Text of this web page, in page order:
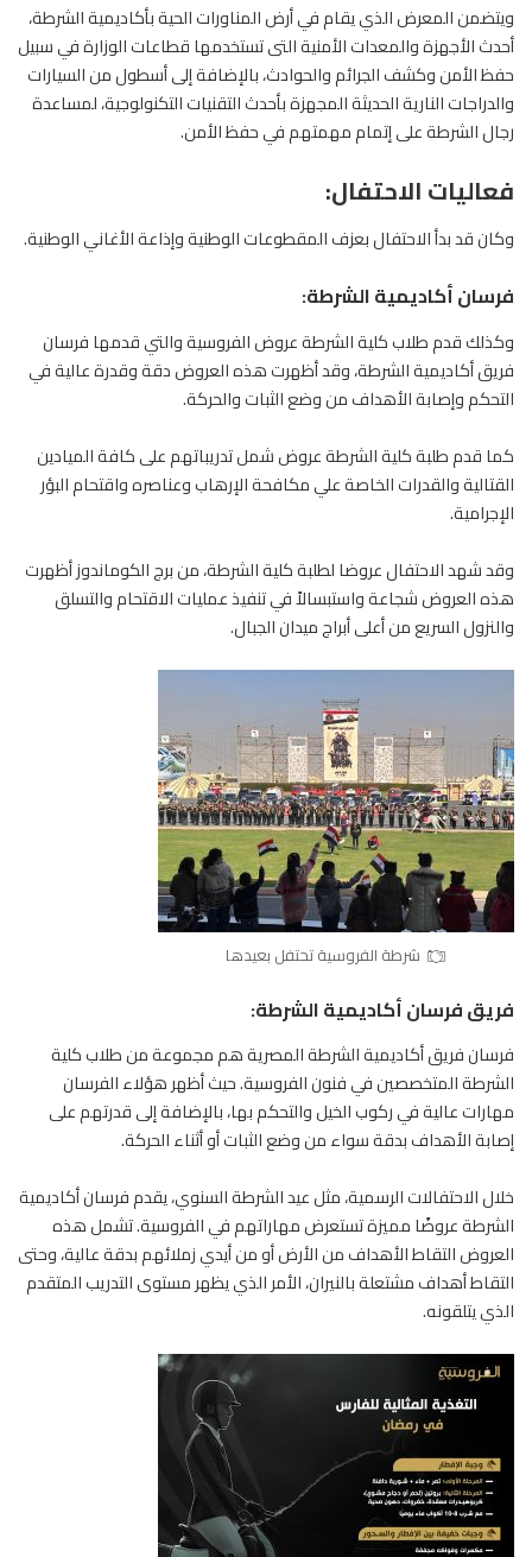
ويتضمن المعرض الذي يقام في أرض المناورات الحية بأكاديمية الشرطة،
أحدث الأجهزة والمعدات الأمنية التى تستخدمها قطاعات الوزارة في سبيل
حفظ الأمن وكشف الجرائم والحوادث، بالإضافة إلى أسطول من السيارات
والدراجات النارية الحديثة المجهزة بأحدث التقنيات التكنولوجية، لمساعدة
رجال الشرطة على إتمام مهمتهم في حفظ الأمن.
فعاليات الاحتفال:
وكان قد بدأ الاحتفال بعزف المقطوعات الوطنية وإذاعة الأغاني الوطنية.
فرسان أكاديمية الشرطة:
وكذلك قدم طلاب كلية الشرطة عروض الفروسية والتي قدمهافرسان
فريق أكاديمية الشرطة، وقد أظهرت هذه العروض دقة وقدرة عالية في
التحكم وإصابة الأهداف من وضع الثبات والحركة.
كما قدم طلبة كلية الشرطة عروض شمل تدريباتهم على كافة الميادين
القتالية والقدرات الخاصة علي مكافحة الإرهاب وعناصره واقتحام البؤر
الإجرامية.
وقد شهد الاحتفال عروضا لطلبة كلية الشرطة، من برج الكوماندوز أظهرت
هذه العروض شجاعة واستبسالاً في تنفيذ عمليات الاقتحام والتسلق
والنزول السريع من أعلى أبراج ميدان الجبال.
شرطة الفروسية تحتفل بعيدها
فريق فرسان أكاديمية الشرطة:
فرسان فريق أكاديمية الشرطة المصرية هم مجموعة من طلاب كلية
الشرطة المتخصصين في فنونالفروسية. حيث أظهر هؤلاء الفرسان
مهارات عالية في ركوب الخيل والتحكم بها، بالإضافة إلى قدرتهم على
إصابة الأهداف بدقة سواء من وضع الثبات أو أثناء الحركة.
خلال الاحتفالات الرسمية، مثل عيد الشرطة السنوي، يقدم فرسان أكاديمية
الشرطة عروضًا مميزة تستعرض مهاراتهم في الفروسية. تشمل هذه
العروض التقاط الأهداف من الأرض أو من أيدي زملائهم بدقة عالية، وحتى
التقاط أهداف مشتعلة بالنيران، الأمر الذي يظهر مستوى التدريب المتقدم
الذي يتلقونه.